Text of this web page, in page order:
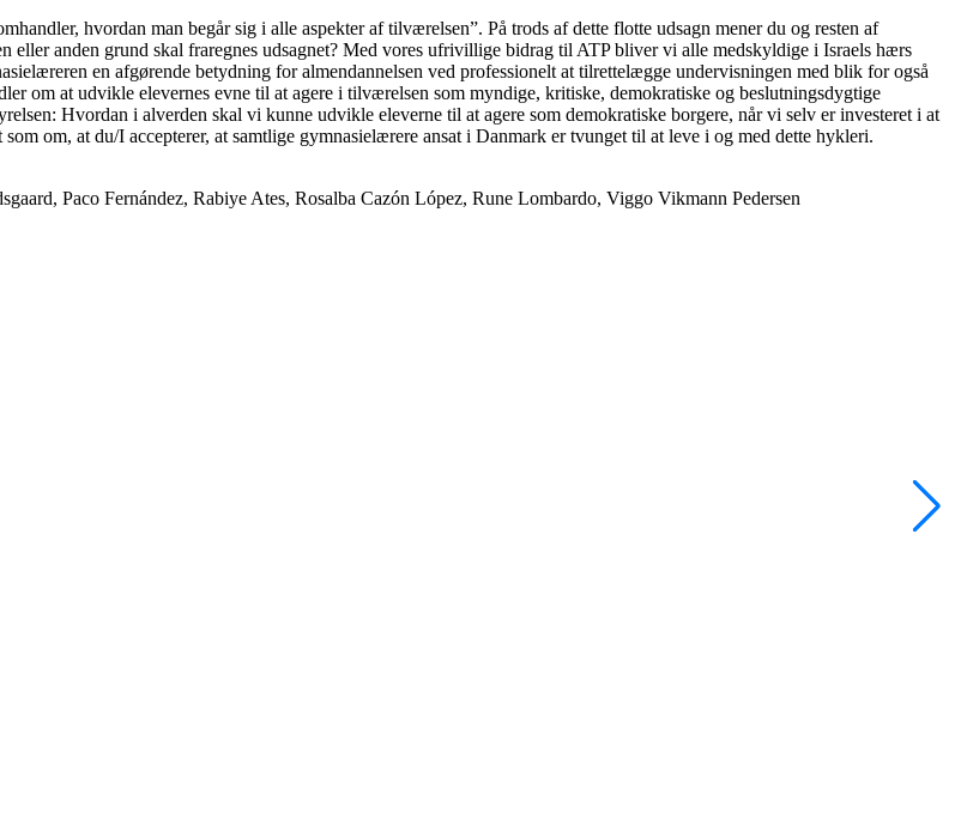
hvordan man begår sig i alle aspekter af tilværelsen”. På trods af dette flotte udsagn mener du og resten af
eller anden grund skal fraregnes udsagnet? Med vores ufrivillige bidrag til ATP bliver vi alle medskyldige i Israels hærs
en afgørende betydning for almendannelsen ved professionelt at tilrettelægge undervisningen med blik for også
om at udvikle elevernes evne til at agere i tilværelsen som myndige, kritiske, demokratiske og beslutningsdygtige
Hvordan i alverden skal vi kunne udvikle eleverne til at agere som demokratiske borgere, når vi selv er investeret i at
om, at du/I accepterer, at samtlige gymnasielærere ansat i Danmark er tvunget til at leve i og med dette hykleri.
Paco Fernández, Rabiye Ates, Rosalba Cazón López, Rune Lombardo, Viggo Vikmann Pedersen